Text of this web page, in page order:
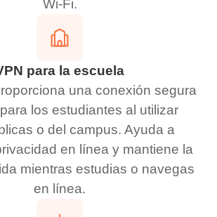
Wi-Fi.
para la escuela
una conexión segura
los estudiantes al utilizar
o del campus. Ayuda a
en línea y mantiene la
mientras estudias o navegas
en línea.